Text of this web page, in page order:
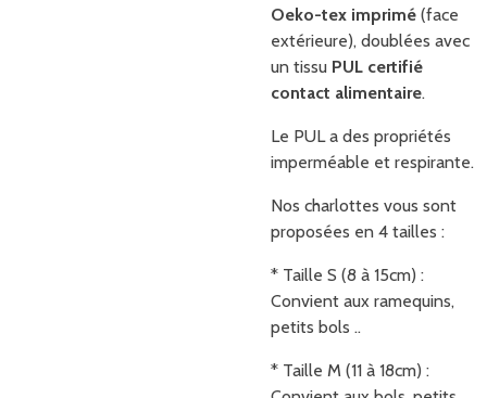
Oeko-tex imprimé (face
extérieure), doublées avec
un tissu PUL certifié
contact alimentaire.
Le PUL a des propriétés
imperméable et respirante.
Nos charlottes vous sont
proposées en 4 tailles :
* Taille S (8 à 15cm) :
Convient aux ramequins,
petits bols ..
* Taille M (11 à 18cm) :